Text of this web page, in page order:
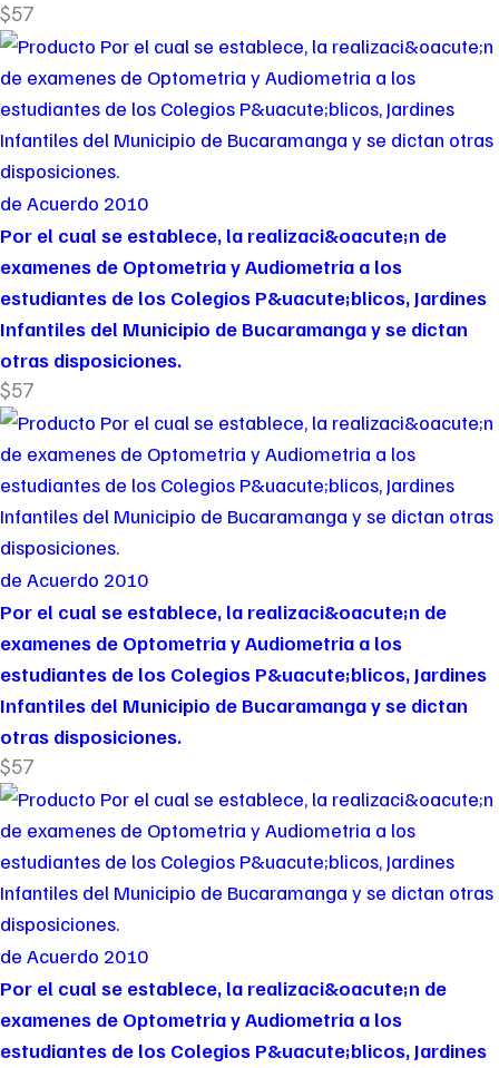
$57
de Acuerdo 2010
Por el cual se establece, la realizaci&oacute;n de
examenes de Optometria y Audiometria a los
estudiantes de los Colegios P&uacute;blicos, Jardines
Infantiles del Municipio de Bucaramanga y se dictan
otras disposiciones.
$57
de Acuerdo 2010
Por el cual se establece, la realizaci&oacute;n de
examenes de Optometria y Audiometria a los
estudiantes de los Colegios P&uacute;blicos, Jardines
Infantiles del Municipio de Bucaramanga y se dictan
otras disposiciones.
$57
de Acuerdo 2010
Por el cual se establece, la realizaci&oacute;n de
examenes de Optometria y Audiometria a los
estudiantes de los Colegios P&uacute;blicos, Jardines